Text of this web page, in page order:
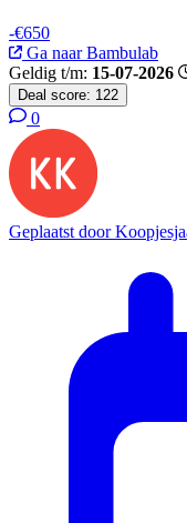
-€650
Ga naar Bambulab
Geldig t/m: 15-07-2026
Deal score: 122
0
Geplaatst door